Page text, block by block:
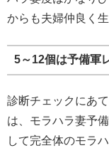
からも夫婦仲良く
5～12個は予備軍
診断チェックにあ
は、モラハラ妻予
して完全体のモラ